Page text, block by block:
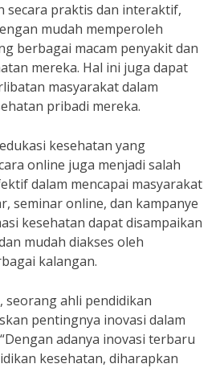
secara praktis dan interaktif,
mudah memperoleh
berbagai macam penyakit dan
mereka. Hal ini juga dapat
masyarakat dalam
pribadi mereka.
kesehatan yang
online juga menjadi salah
dalam mencapai masyarakat
seminar online, dan kampanye
kesehatan dapat disampaikan
mudah diakses oleh
kalangan.
seorang ahli pendidikan
pentingnya inovasi dalam
adanya inovasi terbaru
kesehatan, diharapkan